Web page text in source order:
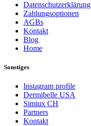
Datenschutzerklärung
Zahlungsoptionen
AGBs
Kontakt
Blog
Home
Sonstiges
Instagram profile
Dermibelle USA
Simiux CH
Partners
Kontakt